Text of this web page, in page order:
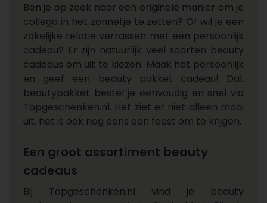
Ben je op zoek naar een originele manier om je
collega in het zonnetje te zetten? Of wil je een
zakelijke relatie verrassen met een persoonlijk
cadeau? Er zijn natuurlijk veel soorten beauty
cadeaus om uit te kiezen. Maak het persoonlijk
en geef een beauty pakket cadeau! Dat
beautypakket bestel je eenvoudig en snel via
Topgeschenken.nl. Het ziet er niet alleen mooi
uit, het is ook nog eens een feest om te krijgen.
Een groot assortiment beauty
cadeaus
Bij Topgeschenken.nl vind je beauty